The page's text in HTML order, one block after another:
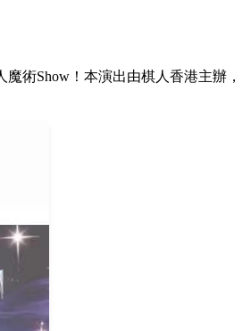
術Show！本演出由棋人香港主辦，